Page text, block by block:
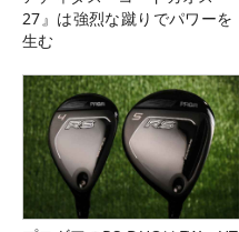
27』は強烈な蹴りでパワーを
生む